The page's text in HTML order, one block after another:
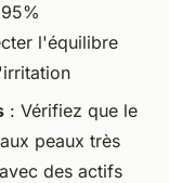
l'équilibre
: Vérifiez que le
peaux très
des actifs